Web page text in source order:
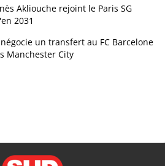
Akliouche rejoint le Paris SG
2031
un transfert au FC Barcelone
Manchester City